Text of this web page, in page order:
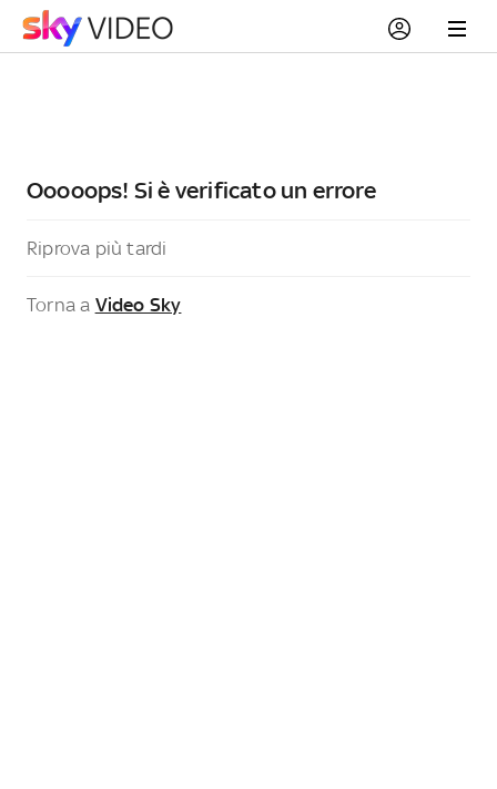
Ooooops! Si è verificato un errore
Riprova più tardi
Torna a Video Sky